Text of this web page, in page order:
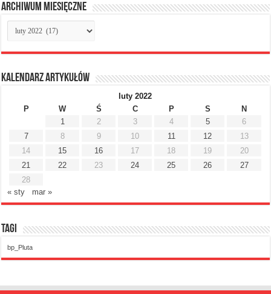
Archiwum miesięczne
Archiwum
miesięczne
Kalendarz artykułów
luty 2022
P
W Ś C P S
N
1
2 3 4 5
6
7
8 9 10 11 12
13
14
15 16 17 18 19
20
21
22 23 24 25 26
27
28
« sty
mar »
Tagi
bp_Pluta